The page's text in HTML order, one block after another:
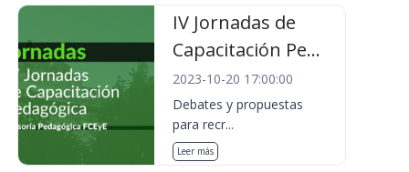
IV Jornadas de
Capacitación Pe...
2023-10-20 17:00:00
Debates y propuestas
para recr...
Leer más